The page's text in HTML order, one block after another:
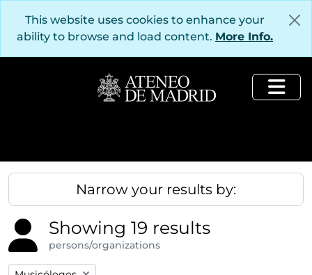
This website uses cookies to enhance your
ability to browse and load content. More Info.
Narrow your results by:
Showing 19 results
persons/organizations